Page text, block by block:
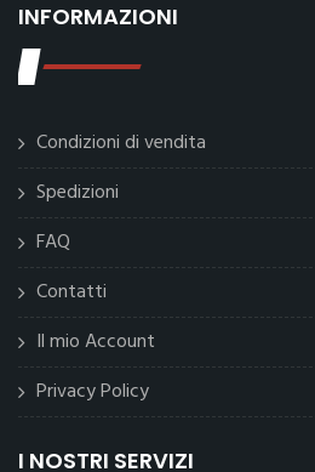
INFORMAZIONI
Condizioni di vendita
Spedizioni
FAQ
Contatti
Il mio Account
Privacy Policy
I NOSTRI SERVIZI